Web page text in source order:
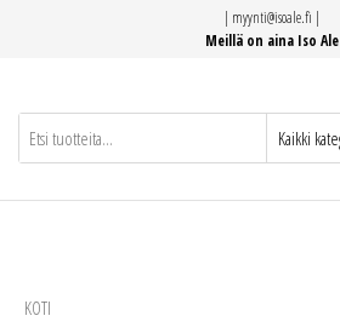
| myynti@isoale.fi |
Meillä on aina Iso Ale
KOTI